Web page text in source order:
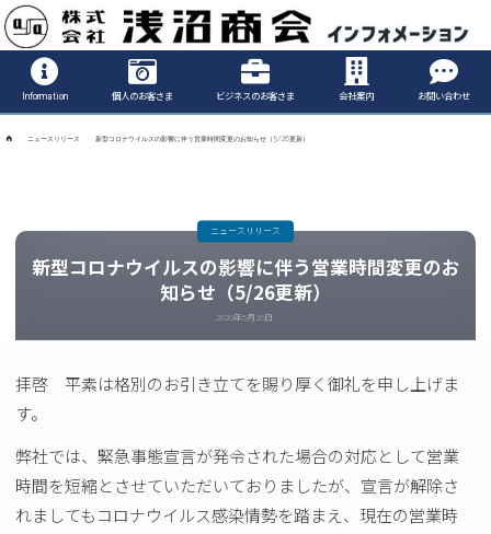
Information
Information 個人のお客さま ビジネスのお客さま 会社案内 お問い合わせ
ニュースリリース 新型コロナウイルスの影響に伴う営業時間変更のお知らせ（5/26更新）
新型コロナウイルスの影響に伴う営業時間変更のお
知らせ（5/26更新）
2020年5月26日
ニュースリリース
拝啓 平素は格別のお引き立てを賜り厚く御礼を申し上げま
す。
弊社では、緊急事態宣言が発令された場合の対応として営業
時間を短縮とさせていただいておりましたが、宣言が解除さ
れましてもコロナウイルス感染情勢を踏まえ、現在の営業時